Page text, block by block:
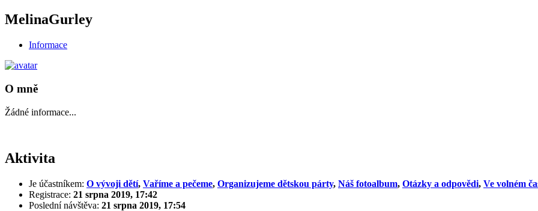
MelinaGurley
Informace
O mně
Žádné informace...
Aktivita
Je účastníkem: O vývoji dětí, Vaříme a pečeme, Organizujeme dětskou párty, Náš fotoalbum, Otázky a odpovědi, Ve volném
Registrace: 21 srpna 2019, 17:42
Poslední návštěva: 21 srpna 2019, 17:54